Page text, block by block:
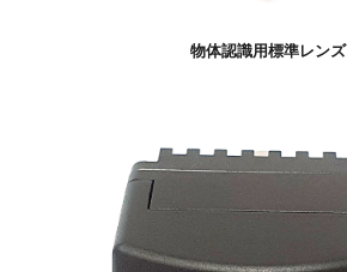
物体認識用標準レンズ